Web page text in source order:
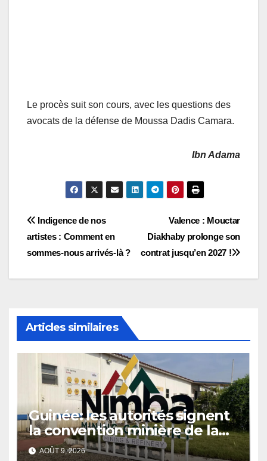
Le procès suit son cours, avec les questions des
avocats de la défense de Moussa Dadis Camara.
Ibn Adama
Navigation
de
l’article
Valence : Mouctar
Diakhaby prolonge son
contrat jusqu’en 2027 !
Indigence de nos
artistes : Comment en
sommes-nous arrivés-là ?
Articles similaires
Guinée: les autorités signent
la convention minière de la
société Nimba Mining
AOÛT 9, 2026